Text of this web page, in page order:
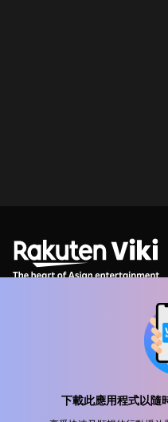
下載此應用程式以隨